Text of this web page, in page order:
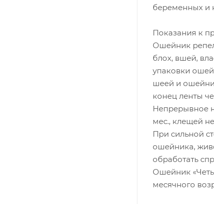
беременных и
Показания к
Ошейник
блох, вшей,
упаковки
шеей и
конец ленты
Непрерывное
мес., клещей
При сильной
ошейника,
обработать
Ошейник
месячного